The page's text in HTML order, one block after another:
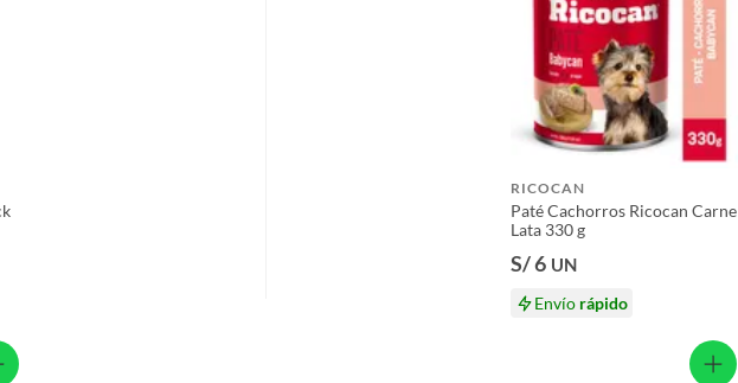
RICOCAN
Paté Cachorros Ricocan Carne
Lata 330 g
S/ 6 UN
Envío rápido